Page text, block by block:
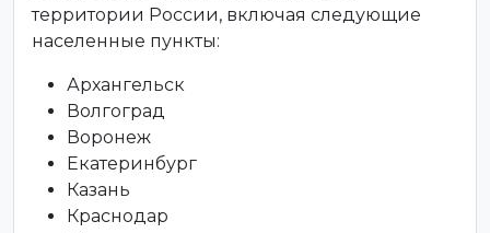
территории России, включая следующие
населенные пункты:
Архангельск
Волгоград
Воронеж
Екатеринбург
Казань
Краснодар